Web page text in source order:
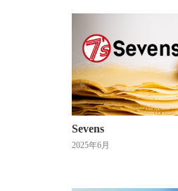
Sevens
2025年6月